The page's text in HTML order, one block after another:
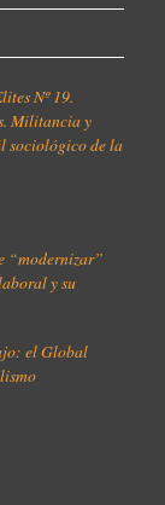
Nº 19.
Militancia y
sociológico de la
“modernizar”
y su
el Global